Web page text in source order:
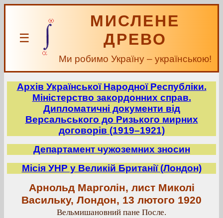
☰
МИСЛЕНЕ
ДРЕВО
Ми робимо Україну – українською!
Архів Української Народної Республіки.
Міністерство закордонних справ.
Дипломатичні документи від
Версальського до Ризького мирних
договорів (1919–1921)
Департамент чужоземних зносин
Місія УНР у Великій Британії (Лондон)
Арнольд Марголін, лист Миколі
Васильку, Лондон, 13 лютого 1920
Вельмишановний пане После.